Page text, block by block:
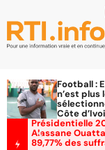
Football :
n’est plus
Côte
Présidentielle
Alassane
89,77% des